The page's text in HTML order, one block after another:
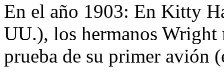
En el año 1903: En Kitty
UU.), los hermanos
prueba de su primer avión